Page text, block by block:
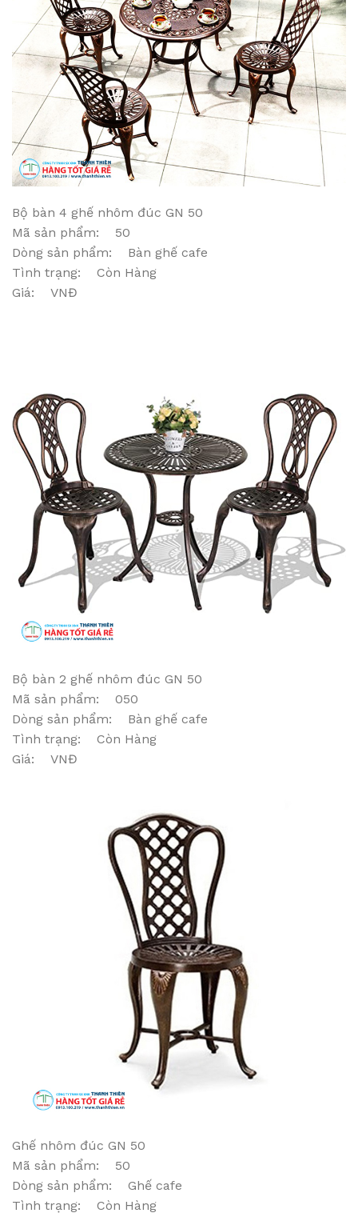
Bộ bàn 4 ghế nhôm đúc GN 50
Mã sản phẩm: 50
Dòng sản phẩm: Bàn ghế cafe
Tình trạng: Còn Hàng
Giá: VNĐ
Bộ bàn 2 ghế nhôm đúc GN 50
Mã sản phẩm: 050
Dòng sản phẩm: Bàn ghế cafe
Tình trạng: Còn Hàng
Giá: VNĐ
Ghế nhôm đúc GN 50
Mã sản phẩm: 50
Dòng sản phẩm: Ghế cafe
Tình trạng: Còn Hàng